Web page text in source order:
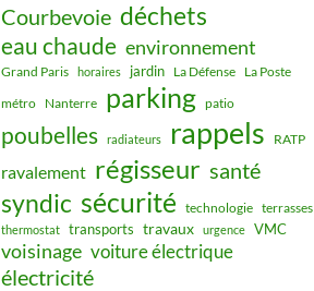
Courbevoie déchets
eau chaude environnement
Grand Paris horaires jardin La Défense La Poste
métro Nanterre parking patio
poubelles radiateurs rappels RATP
ravalement régisseur santé
syndic sécurité technologie terrasses
thermostat transports travaux urgence VMC
voisinage voiture électrique
électricité